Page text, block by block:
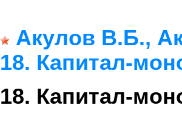
Акулов В.Б.,
18. Капитал-
18. Капитал-